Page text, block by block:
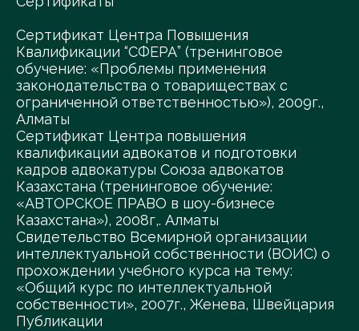
Сертификат Центра Повышения
Квалификации “СФЕРА” (тренинговое
обучение: «Проблемы применения
законодательства о товариществах с
ограниченной ответственностью»), 2009г.,
Алматы
Сертификат Центра повышения
квалификации адвокатов и подготовки
кадров адвокатуры Союза адвокатов
Казахстана (тренинговое обучение:
«АВТОРСКОЕ ПРАВО в шоу-бизнесе
Казахстана»), 2008г,. Алматы
Свидетельство Всемирной организации
интеллектуальной собственности (ВОИС) о
прохождении учебного курса на тему:
«Общий курс по интеллектуальной
собственности», 2007г., Женева, Швейцария
Публикации